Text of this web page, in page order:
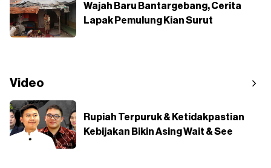
Wajah Baru Bantargebang, Cerita
Lapak Pemulung Kian Surut
Video
Rupiah Terpuruk & Ketidakpastian
Kebijakan Bikin Asing Wait & See